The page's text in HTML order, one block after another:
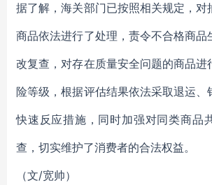
据了解，海关部门已按照相关规定，对
商品依法进行了处理，责令不合格商品
改复查，对存在质量安全问题的商品进
险等级，根据评估结果依法采取退运、
快速反应措施，同时加强对同类商品
查，切实维护了消费者的合法权益。
（文/宽帅）